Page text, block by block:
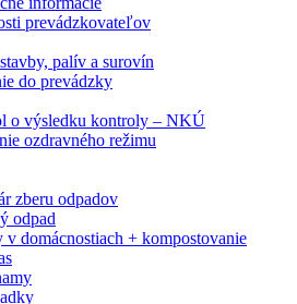
prevádzkovateľov
palív a surovín
do prevádzky
o výsledku kontroly – NKÚ
ozdravného režimu
zberu odpadov
odpad
v domácnostiach + kompostovanie